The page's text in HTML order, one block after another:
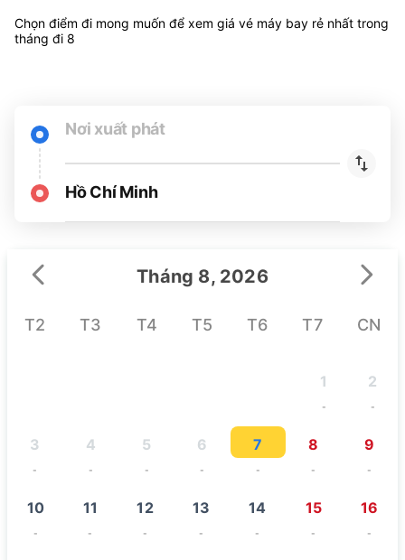
Chọn điểm đi mong muốn để xem giá vé máy bay rẻ nhất trong
tháng đi 8
Nơi xuất phát
Hồ Chí Minh
Tháng 8, 2026
T2 T3 T4 T5 T6 T7 CN
1
-
2
-
3
-
4
-
5
-
6
-
7
-
8
-
9
-
10
-
11
-
12
-
13
-
14
-
15
-
16
-